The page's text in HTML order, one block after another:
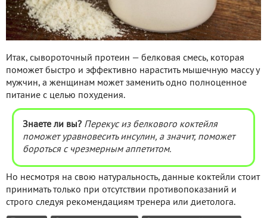
Итак, сывороточный протеин — белковая смесь, которая
поможет быстро и эффективно нарастить мышечную массу у
мужчин, а женщинам может заменить одно полноценное
питание с целью похудения.
Знаете ли вы? Перекус из белкового коктейля
поможет уравновесить инсулин, а значит, поможет
бороться с чрезмерным аппетитом.
Но несмотря на свою натуральность, данные коктейли стоит
принимать только при отсутствии противопоказаний и
строго следуя рекомендациям тренера или диетолога.